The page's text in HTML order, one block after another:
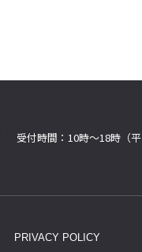
受付時間：10時〜18時（平
PRIVACY POLICY